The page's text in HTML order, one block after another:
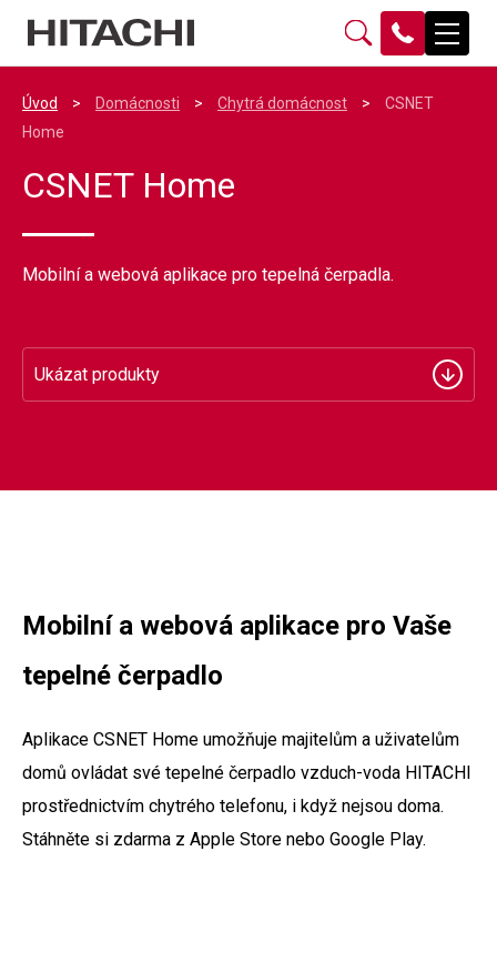
Úvod > Domácnosti > Chytrá domácnost >
CSNET
Home
CSNET Home
Mobilní a webová aplikace pro tepelná čerpadla.
Ukázat produkty
Mobilní a webová aplikace pro Vaše
tepelné čerpadlo
Aplikace CSNET Home umožňuje majitelům a uživatelům
domů ovládat své tepelné čerpadlo vzduch-voda HITACHI
prostřednictvím chytrého telefonu, i když nejsou doma.
Stáhněte si zdarma z Apple Store nebo Google Play.